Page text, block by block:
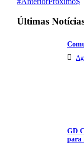
Últimas
GD
para